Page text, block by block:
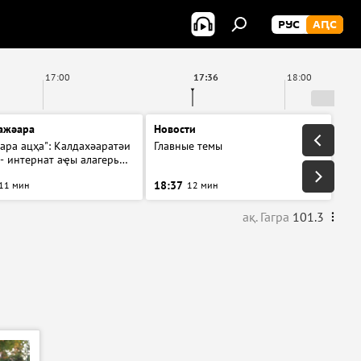
РУС АԤС
17:00 18:00
17:36
ацҳа": Калдахәаратәи
интернат аҿы алагерь
11 мин
Новости
Главные темы
18:37 12 мин
ақ. Гагра 101.3